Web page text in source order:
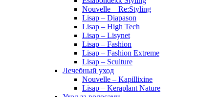
Nouvelle – Re:Styling
Lisap – Diapason
Lisap – High Tech
Lisap – Lisynet
Lisap – Fashion
Lisap – Fashion Extreme
Lisap – Sculture
Лечебный уход
Nouvelle – Kapillixine
Lisap – Keraplant Nature